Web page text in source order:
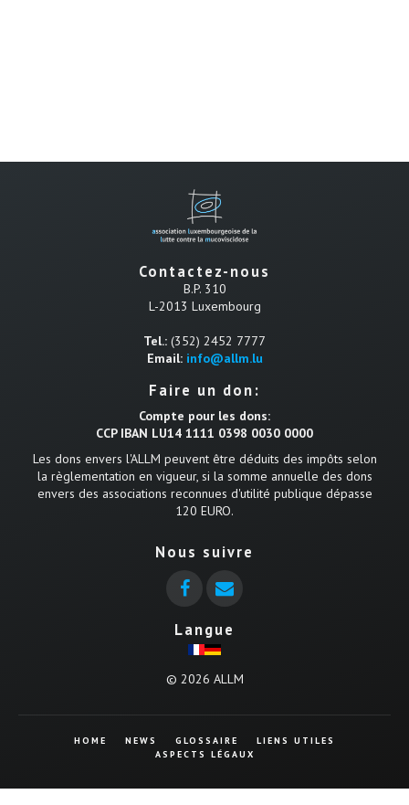
Contactez-nous
B.P. 310
L-2013 Luxembourg
Tel.: (352) 2452 7777
Email: info@allm.lu
Faire un don:
Compte pour les dons:
CCP IBAN LU14 1111 0398 0030 0000
Les dons envers l'ALLM peuvent être déduits des impôts selon
la règlementation en vigueur, si la somme annuelle des dons
envers des associations reconnues d'utilité publique dépasse
120 EURO.
Nous suivre
Langue
© 2026 ALLM
HOME NEWS GLOSSAIRE
LIENS UTILES
ASPECTS LÉGAUX